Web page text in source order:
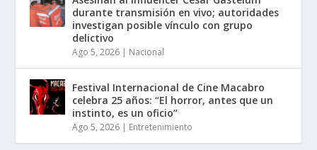
durante transmisión en vivo; autoridades
investigan posible vínculo con grupo
delictivo
Ago 5, 2026 | Nacional
Festival Internacional de Cine Macabro
celebra 25 años: “El horror, antes que un
instinto, es un oficio”
Ago 5, 2026 | Entretenimiento